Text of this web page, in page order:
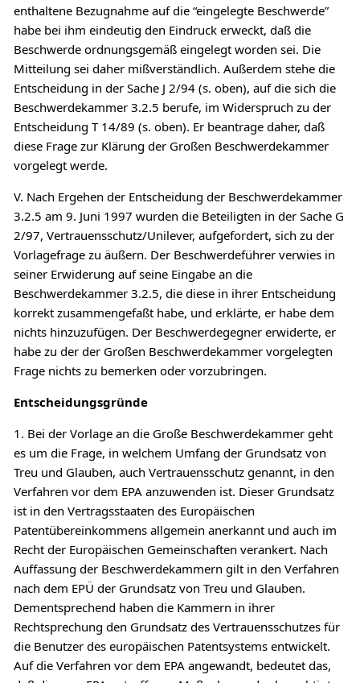
enthaltene Bezugnahme auf die “eingelegte Beschwerde”
habe bei ihm eindeutig den Eindruck erweckt, daß die
Beschwerde ordnungsgemäß eingelegt worden sei. Die
Mitteilung sei daher mißverständlich. Außerdem stehe die
Entscheidung in der Sache J 2/94 (s. oben), auf die sich die
Beschwerdekammer 3.2.5 berufe, im Widerspruch zu der
Entscheidung T 14/89 (s. oben). Er beantrage daher, daß
diese Frage zur Klärung der Großen Beschwerdekammer
vorgelegt werde.
V. Nach Ergehen der Entscheidung der Beschwerdekammer
3.2.5 am 9. Juni 1997 wurden die Beteiligten in der Sache G
2/97, Vertrauensschutz/Unilever, aufgefordert, sich zu der
Vorlagefrage zu äußern. Der Beschwerdeführer verwies in
seiner Erwiderung auf seine Eingabe an die
Beschwerdekammer 3.2.5, die diese in ihrer Entscheidung
korrekt zusammengefaßt habe, und erklärte, er habe dem
nichts hinzuzufügen. Der Beschwerdegegner erwiderte, er
habe zu der der Großen Beschwerdekammer vorgelegten
Frage nichts zu bemerken oder vorzubringen.
Entscheidungsgründe
1. Bei der Vorlage an die Große Beschwerdekammer geht
es um die Frage, in welchem Umfang der Grundsatz von
Treu und Glauben, auch Vertrauensschutz genannt, in den
Verfahren vor dem EPA anzuwenden ist. Dieser Grundsatz
ist in den Vertragsstaaten des Europäischen
Patentübereinkommens allgemein anerkannt und auch im
Recht der Europäischen Gemeinschaften verankert. Nach
Auffassung der Beschwerdekammern gilt in den Verfahren
nach dem EPÜ der Grundsatz von Treu und Glauben.
Dementsprechend haben die Kammern in ihrer
Rechtsprechung den Grundsatz des Vertrauensschutzes für
die Benutzer des europäischen Patentsystems entwickelt.
Auf die Verfahren vor dem EPA angewandt, bedeutet das,